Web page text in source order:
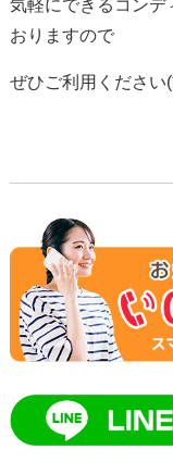
気軽にできるコンデ
おりますので
ぜひご利用ください